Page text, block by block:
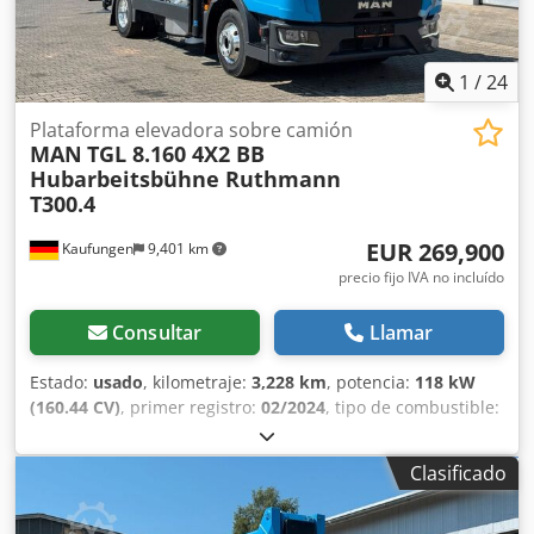
para trabajar! - ¡Único propietario! - ¡Vehículo alemán! . ITV
/ Inspección técnica: ¡nueva! ¡Errores y venta intermedia
reservados! = Más información = Daños: ninguno
1 /24
Kaufungen 9,401 km
Plataforma elevadora sobre camión
MAN TGL 8.160 4X2 BB
Hubarbeitsbühne Ruthmann
T300.4
EUR 269,900
precio fijo IVA no incluído
Consultar Llamar
Estado: usado, kilometraje: 3,228 km, potencia: 118 kW
(160.44 CV), primer registro: 02/2024, tipo de combustible:
, próxima inspección (TÜV):
08/2028, color:azul, tipo de engranaje:automático, clase
, número de asientos:
, Año de
fabricación:
, Equipamiento:ABS, aire acondicionado
Clasificado